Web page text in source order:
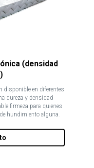
(densidad
disponible en diferentes
dureza y densidad
firmeza para quienes
hundimiento alguna.